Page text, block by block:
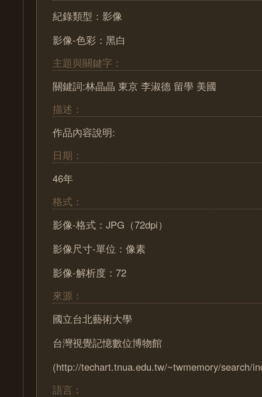
紀錄類型：影像
影像-色彩：黑白
主題與關鍵字：
關鍵詞:林晶晶 東京 李淑德 留學 美國
描述：
作品內容說明:
日期：
46年
格式：
影像-格式：JPG（72dpi）
影像尺寸-單位：像素
影像-解析度：72
來源：
國立台北藝術大學
台灣視覺記憶數位博物館
(http://techart.tnua.edu.tw/~twmemory/search/
語言：